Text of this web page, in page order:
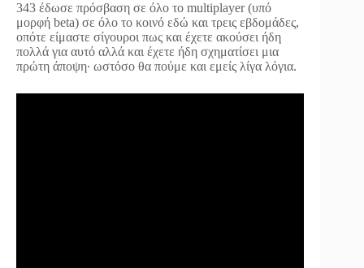
343 έδωσε πρόσβαση σε όλο το multiplayer (υπό
μορφή beta) σε όλο το κοινό εδώ και τρεις εβδομάδες,
οπότε είμαστε σίγουροι πως και έχετε ακούσει ήδη
πολλά για αυτό αλλά και έχετε ήδη σχηματίσει μια
πρώτη άποψη∙ ωστόσο θα πούμε και εμείς λίγα λόγια.